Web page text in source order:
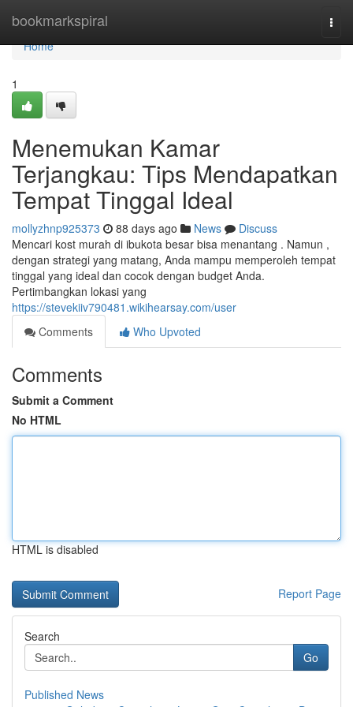
bookmarkspiral
Home
Home
1
Menemukan Kamar
Terjangkau: Tips Mendapatkan
Tempat Tinggal Ideal
mollyzhnp925373 88 days ago News
Discuss
Mencari kost murah di ibukota besar bisa menantang . Namun ,
dengan strategi yang matang, Anda mampu memperoleh tempat
tinggal yang ideal dan cocok dengan budget Anda.
Pertimbangkan lokasi yang
https://stevekiiv790481.wikihearsay.com/user
Comments
Who Upvoted
Comments
Submit a Comment
No HTML
HTML is disabled
Report Page
Search
Go
Published News